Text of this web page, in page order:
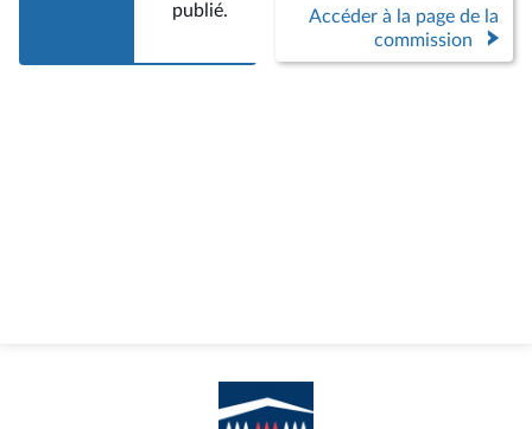
publié.
Accéder à la page de la
commission